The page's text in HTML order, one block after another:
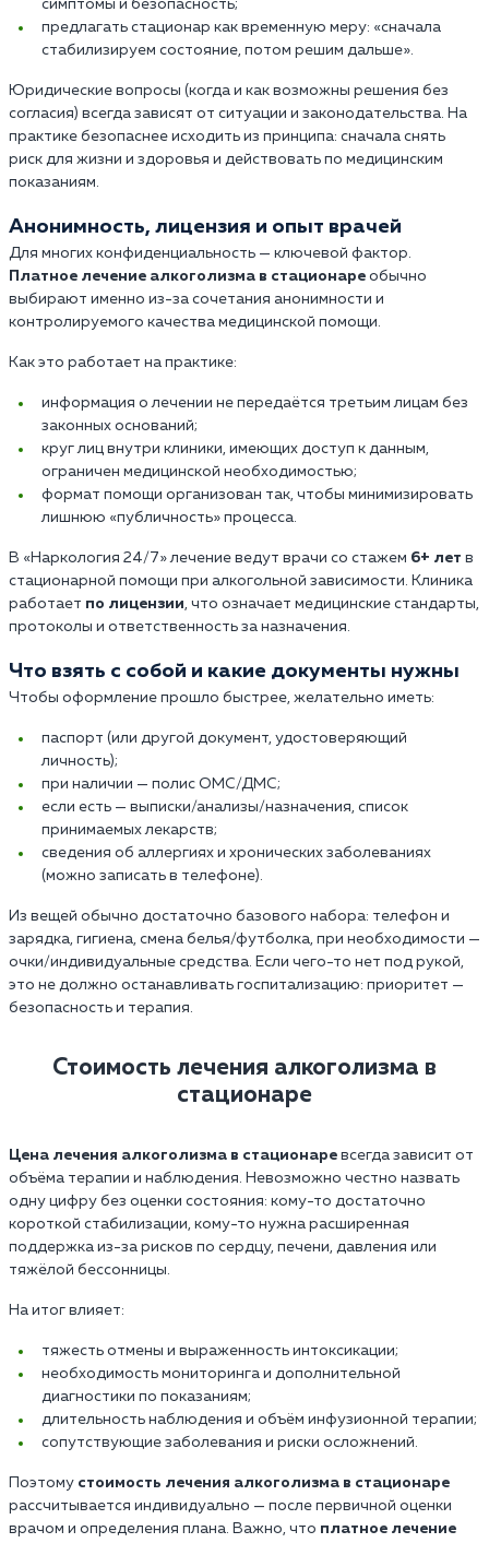
симптомы и безопасность;
предлагать стационар как временную меру: «сначала
стабилизируем состояние, потом решим дальше».
Юридические вопросы (когда и как возможны решения без
согласия) всегда зависят от ситуации и законодательства. На
практике безопаснее исходить из принципа: сначала снять
риск для жизни и здоровья и действовать по медицинским
показаниям.
Анонимность, лицензия и опыт врачей
Для многих конфиденциальность — ключевой фактор.
Платное лечение алкоголизма в стационаре обычно
выбирают именно из-за сочетания анонимности и
контролируемого качества медицинской помощи.
Как это работает на практике:
информация о лечении не передаётся третьим лицам без
законных оснований;
круг лиц внутри клиники, имеющих доступ к данным,
ограничен медицинской необходимостью;
формат помощи организован так, чтобы минимизировать
лишнюю «публичность» процесса.
В «Наркология 24/7» лечение ведут врачи со стажем 6+ лет в
стационарной помощи при алкогольной зависимости. Клиника
работает по лицензии, что означает медицинские стандарты,
протоколы и ответственность за назначения.
Что взять с собой и какие документы нужны
Чтобы оформление прошло быстрее, желательно иметь:
паспорт (или другой документ, удостоверяющий
личность);
при наличии — полис ОМС/ДМС;
если есть — выписки/анализы/назначения, список
принимаемых лекарств;
сведения об аллергиях и хронических заболеваниях
(можно записать в телефоне).
Из вещей обычно достаточно базового набора: телефон и
зарядка, гигиена, смена белья/футболка, при необходимости —
очки/индивидуальные средства. Если чего-то нет под рукой,
это не должно останавливать госпитализацию: приоритет —
безопасность и терапия.
Стоимость лечения алкоголизма в
стационаре
Цена лечения алкоголизма в стационаре всегда зависит от
объёма терапии и наблюдения. Невозможно честно назвать
одну цифру без оценки состояния: кому-то достаточно
короткой стабилизации, кому-то нужна расширенная
поддержка из-за рисков по сердцу, печени, давления или
тяжёлой бессонницы.
На итог влияет:
тяжесть отмены и выраженность интоксикации;
необходимость мониторинга и дополнительной
диагностики по показаниям;
длительность наблюдения и объём инфузионной терапии;
сопутствующие заболевания и риски осложнений.
Поэтому стоимость лечения алкоголизма в стационаре
рассчитывается индивидуально — после первичной оценки
врачом и определения плана. Важно, что платное лечение